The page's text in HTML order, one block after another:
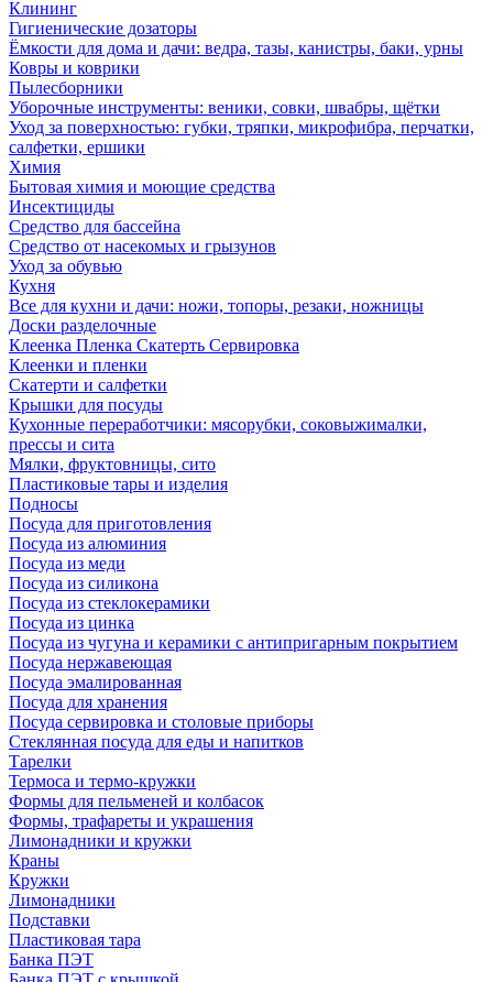
Клининг
Гигиенические дозаторы
Ёмкости для дома и дачи: ведра, тазы, канистры, баки, урны
Ковры и коврики
Пылесборники
Уборочные инструменты: веники, совки, швабры, щётки
Уход за поверхностью: губки, тряпки, микрофибра, перчатки,
салфетки, ершики
Химия
Бытовая химия и моющие средства
Инсектициды
Средство для бассейна
Средство от насекомых и грызунов
Уход за обувью
Кухня
Все для кухни и дачи: ножи, топоры, резаки, ножницы
Доски разделочные
Клеенка Пленка Скатерть Сервировка
Клеенки и пленки
Скатерти и салфетки
Крышки для посуды
Кухонные переработчики: мясорубки, соковыжималки,
прессы и сита
Мялки, фруктовницы, сито
Пластиковые тары и изделия
Подносы
Посуда для приготовления
Посуда из алюминия
Посуда из меди
Посуда из силикона
Посуда из стеклокерамики
Посуда из цинка
Посуда из чугуна и керамики с антипригарным покрытием
Посуда нержавеющая
Посуда эмалированная
Посуда для хранения
Посуда сервировка и столовые приборы
Стеклянная посуда для еды и напитков
Тарелки
Термоса и термо-кружки
Формы для пельменей и колбасок
Формы, трафареты и украшения
Лимонадники и кружки
Краны
Кружки
Лимонадники
Подставки
Пластиковая тара
Банка ПЭТ